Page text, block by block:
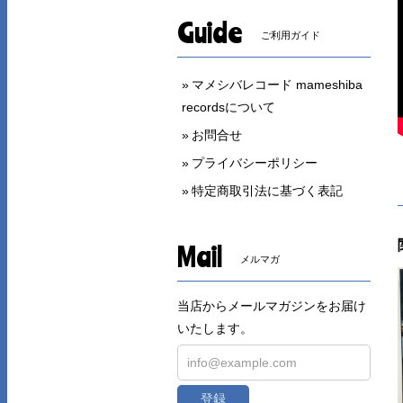
Guide ご利用ガイド
マメシバレコード mameshiba
recordsについて
お問合せ
プライバシーポリシー
特定商取引法に基づく表記
Mail メルマガ
当店からメールマガジンをお届け
いたします。
登録